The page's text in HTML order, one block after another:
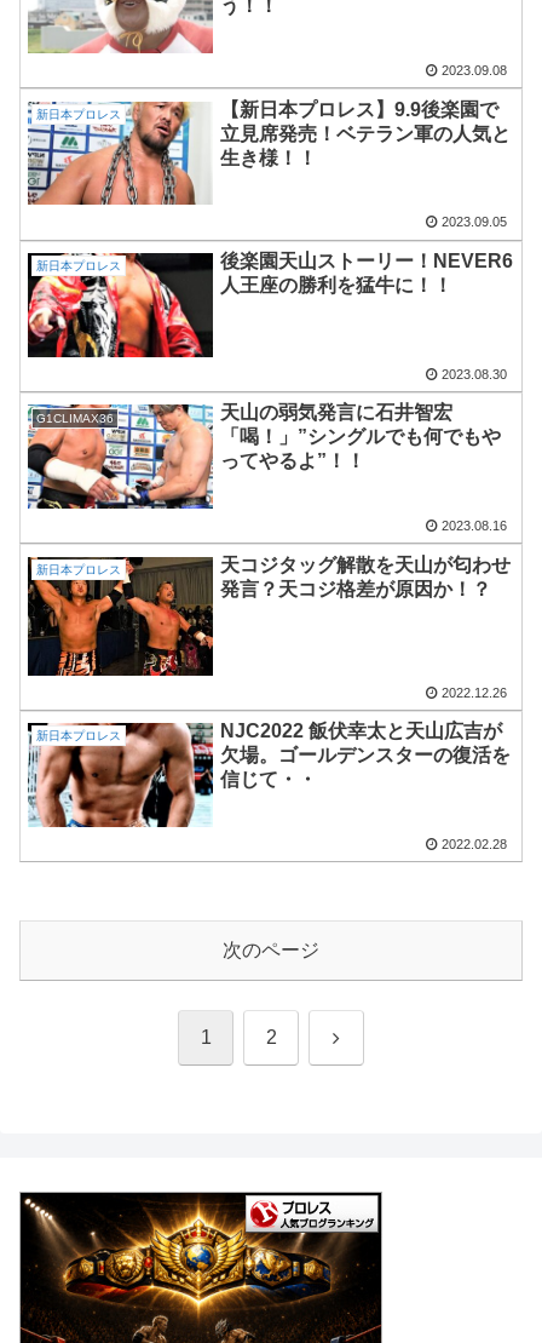
う！！
2023.09.08
新日本プロレス
【新日本プロレス】9.9後楽園で
立見席発売！ベテラン軍の人気と
生き様！！
2023.09.05
新日本プロレス
後楽園天山ストーリー！NEVER6
人王座の勝利を猛牛に！！
2023.08.30
G1CLIMAX36
天山の弱気発言に石井智宏
「喝！」”シングルでも何でもや
ってやるよ”！！
2023.08.16
新日本プロレス
天コジタッグ解散を天山が匂わせ
発言？天コジ格差が原因か！？
2022.12.26
新日本プロレス
NJC2022 飯伏幸太と天山広吉が
欠場。ゴールデンスターの復活を
信じて・・
2022.02.28
次のページ
1 2 次